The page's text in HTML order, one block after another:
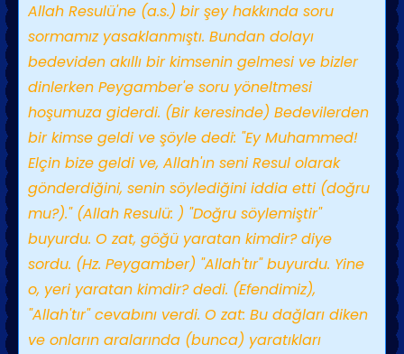
Allah Resulü'ne (a.s.) bir şey hakkında soru
sormamız yasaklanmıştı. Bundan dolayı
bedeviden akıllı bir kimsenin gelmesi ve bizler
dinlerken Peygamber'e soru yöneltmesi
hoşumuza giderdi. (Bir keresinde) Bedevilerden
bir kimse geldi ve şöyle dedi: "Ey Muhammed!
Elçin bize geldi ve, Allah'ın seni Resul olarak
gönderdiğini, senin söylediğini iddia etti (doğru
mu?)." (Allah Resulü: ) "Doğru söylemiştir"
buyurdu. O zat, göğü yaratan kimdir? diye
sordu. (Hz. Peygamber) "Allah'tır" buyurdu. Yine
o, yeri yaratan kimdir? dedi. (Efendimiz),
"Allah'tır" cevabını verdi. O zat: Bu dağları diken
ve onların aralarında (bunca) yaratıkları